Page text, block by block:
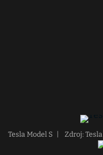
Tesla Model S Zdroj: Tesla